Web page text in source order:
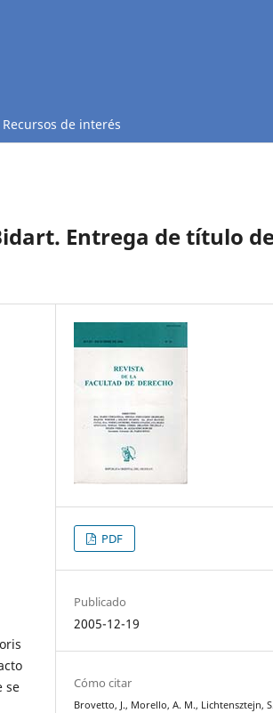
Recursos de interés
Entrega de título
se
PDF
Publicado
2005-12-19
Cómo citar
Brovetto, J., Morello, A. M., Lichtensztejn,